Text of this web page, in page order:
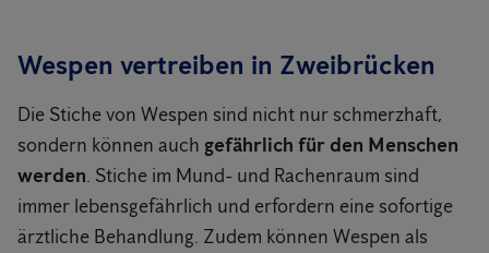
Wespen vertreiben in Zweibrücken
Die Stiche von Wespen sind nicht nur schmerzhaft,
sondern können auch gefährlich für den Menschen
werden. Stiche im Mund- und Rachenraum sind
immer lebensgefährlich und erfordern eine sofortige
ärztliche Behandlung. Zudem können Wespen als